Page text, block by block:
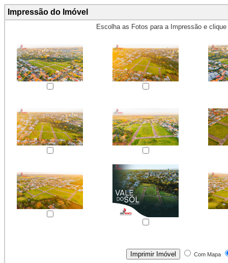
Impressão do Imóvel
Escolha as Fotos para a Impressão e clique
Com Mapa